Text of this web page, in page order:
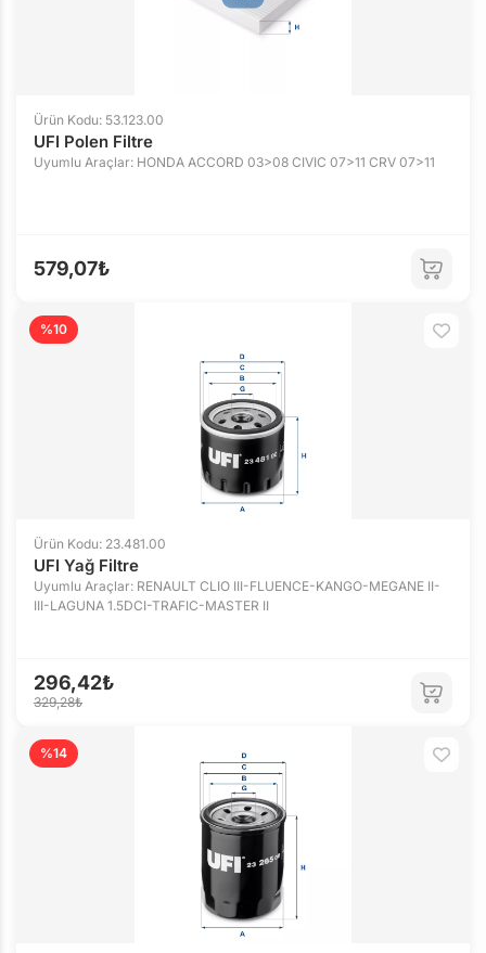
Ürün Kodu: 53.123.00
UFI Polen Filtre
Uyumlu Araçlar: HONDA ACCORD 03>08 CIVIC 07>11 CRV 07>11
579,07₺
%10
Ürün Kodu: 23.481.00
UFI Yağ Filtre
Uyumlu Araçlar: RENAULT CLIO III-FLUENCE-KANGO-MEGANE II-
III-LAGUNA 1.5DCI-TRAFIC-MASTER II
296,42₺
329,28₺
%14